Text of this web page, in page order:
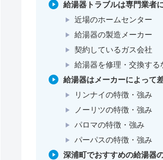
給湯器トラブルは専門業者
近場のホームセンター
給湯器の製造メーカー
契約しているガス会社
給湯器を修理・交換す
給湯器はメーカーによって
リンナイの特徴・強み
ノーリツの特徴・強み
パロマの特徴・強み
パーパスの特徴・強み
深浦町でおすすめの給湯器